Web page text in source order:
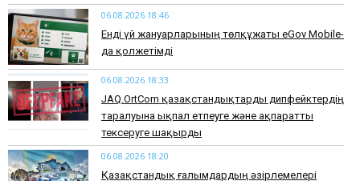
06.08.2026 18:46
Енді үй жануарларының төлқұжаты eGov Mobile-
да қолжетімді
06.08.2026 18:33
JAQ.OrtCom қазақстандықтарды дипфейктердің
таралуына ықпал етпеуге және ақпаратты
тексеруге шақырды
06.08.2026 18:20
Қазақстандық ғалымдардың әзірлемелері